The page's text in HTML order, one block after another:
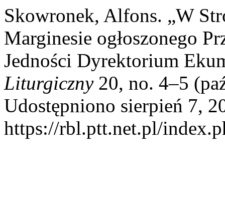
Skowronek, Alfons. „W
Marginesie ogłoszonego
Jedności Dyrektorium
Liturgiczny20, no. 4–5
Udostępniono sierpień 7,
https://rbl.ptt.net.pl/